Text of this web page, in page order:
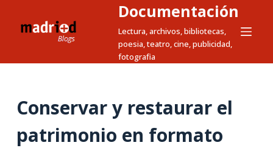
t
Documentación
Lectura, archivos, bibliotecas,
poesia, teatro, cine, publicidad,
fotografia
Conservar y restaurar el
patrimonio en formato